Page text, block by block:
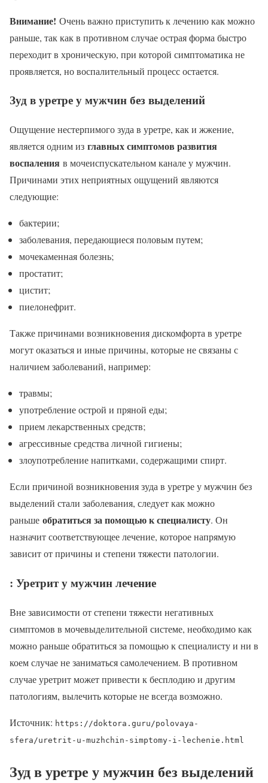
Внимание! Очень важно приступить к лечению как можно
раньше, так как в противном случае острая форма быстро
переходит в хроническую, при которой симптоматика не
проявляется, но воспалительный процесс остается.
Зуд в уретре у мужчин без выделений
Ощущение нестерпимого зуда в уретре, как и жжение,
является одним из главных симптомов развития
воспаления в мочеиспускательном канале у мужчин.
Причинами этих неприятных ощущений являются
следующие:
бактерии;
заболевания, передающиеся половым путем;
мочекаменная болезнь;
простатит;
цистит;
пиелонефрит.
Также причинами возникновения дискомфорта в уретре
могут оказаться и иные причины, которые не связаны с
наличием заболеваний, например:
травмы;
употребление острой и пряной еды;
прием лекарственных средств;
агрессивные средства личной гигиены;
злоупотребление напитками, содержащими спирт.
Если причиной возникновения зуда в уретре у мужчин без
выделений стали заболевания, следует как можно
раньше обратиться за помощью к специалисту. Он
назначит соответствующее лечение, которое напрямую
зависит от причины и степени тяжести патологии.
: Уретрит у мужчин лечение
Вне зависимости от степени тяжести негативных
симптомов в мочевыделительной системе, необходимо как
можно раньше обратиться за помощью к специалисту и ни в
коем случае не заниматься самолечением. В противном
случае уретрит может привести к бесплодию и другим
патологиям, вылечить которые не всегда возможно.
Источник: https://doktora.guru/polovaya-
sfera/uretrit-u-muzhchin-simptomy-i-lechenie.html
Зуд в уретре у мужчин без выделений